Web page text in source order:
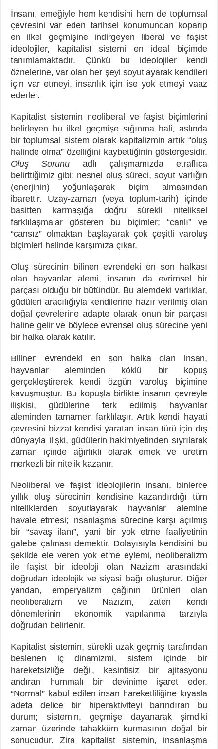
İnsanı, emeğiyle hem kendisini hem de toplumsal
çevresini var eden tarihsel konumundan koparıp
en ilkel geçmişine indirgeyen liberal ve faşist
ideolojiler, kapitalist sistemi en ideal biçimde
tanımlamaktadır. Çünkü bu ideolojiler kendi
öznelerine, var olan her şeyi soyutlayarak kendileri
için var etmeyi, insanlık için ise yok etmeyi vaaz
ederler.
Kapitalist sistemin neoliberal ve faşist biçimlerini
belirleyen bu ilkel geçmişe sığınma hali, aslında
bir toplumsal sistem olarak kapitalizmin artık “oluş
halinde olma” özelliğini kaybettiğinin göstergesidir.
Oluş Sorunu adlı çalışmamızda etraflıca
belirttiğimiz gibi; nesnel oluş süreci, soyut varlığın
(enerjinin) yoğunlaşarak biçim almasından
ibarettir. Uzay-zaman (veya toplum-tarih) içinde
basitten karmaşığa doğru sürekli niteliksel
farklılaşmalar gösteren bu biçimler; “canlı” ve
“cansız” olmaktan başlayarak çok çeşitli varoluş
biçimleri halinde karşımıza çıkar.
Oluş sürecinin bilinen evrendeki en son halkası
olan hayvanlar alemi, insanın da evrimsel bir
parçası olduğu bir bütündür. Bu alemdeki varlıklar,
güdüleri aracılığıyla kendilerine hazır verilmiş olan
doğal çevrelerine adapte olarak onun bir parçası
haline gelir ve böylece evrensel oluş sürecine yeni
bir halka olarak katılır.
Bilinen evrendeki en son halka olan insan,
hayvanlar aleminden köklü bir kopuş
gerçekleştirerek kendi özgün varoluş biçimine
kavuşmuştur. Bu kopuşla birlikte insanın çevreyle
ilişkisi, güdülerine terk edilmiş hayvanlar
aleminden tamamen farklılaşır. Artık kendi hayati
çevresini bizzat kendisi yaratan insan türü için dış
dünyayla ilişki, güdülerin hakimiyetinden sıyrılarak
zaman içinde ağırlıklı olarak emek ve üretim
merkezli bir nitelik kazanır.
Neoliberal ve faşist ideolojilerin insanı, binlerce
yıllık oluş sürecinin kendisine kazandırdığı tüm
niteliklerden soyutlayarak hayvanlar alemine
havale etmesi; insanlaşma sürecine karşı açılmış
bir “savaş ilanı”, yani bir yok etme faaliyetinin
galebe çalması demektir. Dolayısıyla kendisini bu
şekilde ele veren yok etme eylemi, neoliberalizm
ile faşist bir ideoloji olan Nazizm arasındaki
doğrudan ideolojik ve siyasi bağı oluşturur. Diğer
yandan, emperyalizm çağının ürünleri olan
neoliberalizm ve Nazizm, zaten kendi
dönemlerinin ekonomik yapılanma tarzıyla
doğrudan belirlenir.
Kapitalist sistemin, sürekli uzak geçmiş tarafından
beslenen iç dinamizmi, sistem içinde bir
hareketsizliğe değil, kesintisiz bir ajitasyonu
andıran hummalı bir devinime işaret eder.
“Normal” kabul edilen insan hareketliliğine kıyasla
adeta delice bir hiperaktiviteyi barındıran bu
durum; sistemin, geçmişe dayanarak şimdiki
zaman üzerinde tahakküm kurmasının doğal bir
sonucudur. Zira kapitalist sistemin, insanlaşma